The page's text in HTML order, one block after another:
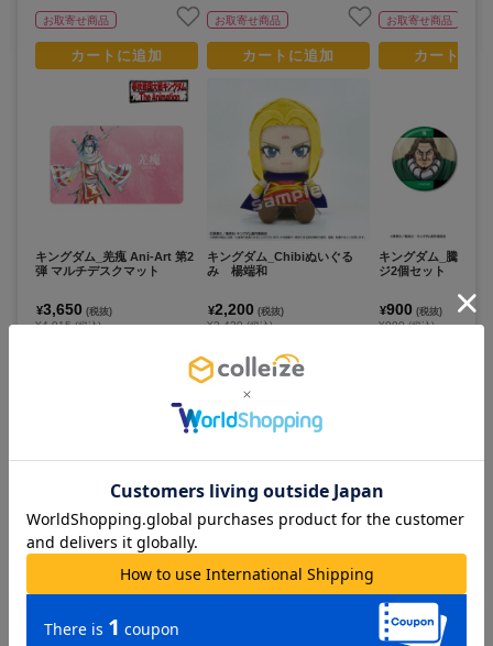
お取寄せ商品
カートに追加
キングダム_羌瘣 Ani-Art 第2
弾 マルチデスクマット
¥3,650 (税抜)
¥4,015(税込)
お取寄せ商品
カートに追加
キングダム_Chibiぬいぐる
み 楊端和
¥2,200 (税抜)
¥2,420(税込)
お取寄せ商品
カートに追加
お取寄せ商品
カートに
キングダム_騰 場面
ジ2個セット
¥900 (税抜)
¥990(税込)
この作品のランキング